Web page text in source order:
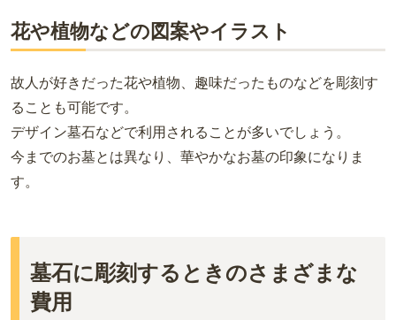
花や植物などの図案やイラスト
故人が好きだった花や植物、趣味だったものなどを彫刻す
ることも可能です。
デザイン墓石などで利用されることが多いでしょう。
今までのお墓とは異なり、華やかなお墓の印象になりま
す。
墓石に彫刻するときのさまざまな
費用